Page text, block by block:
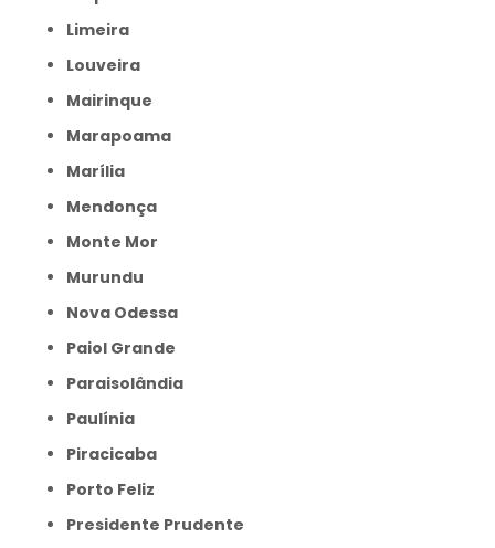
Limeira
Louveira
Mairinque
Marapoama
Marília
Mendonça
Monte Mor
Murundu
Nova Odessa
Paiol Grande
Paraisolândia
Paulínia
Piracicaba
Porto Feliz
Presidente Prudente